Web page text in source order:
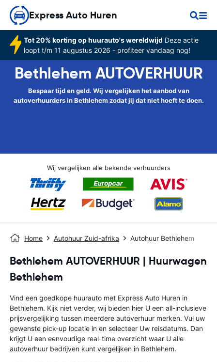
Express Auto Huren
Tot 20% korting op huurauto's wereldwijd Deze actie
loopt t/m 11 augustus 2026 - profiteer vandaag nog!
Bethlehem AUTOVERHUUR
Bespaar tijd en geld. Wij vergelijken het aanbod van
autoverhuurders in Bethlehem zodat jij dat niet hoeft te doen.
Wij vergelijken alle bekende verhuurders
Home Autohuur Zuid-afrika Autohuur Bethlehem
Bethlehem AUTOVERHUUR | Huurwagen
Bethlehem
Vind een goedkope huurauto met Express Auto Huren in
Bethlehem. Kijk niet verder, wij bieden hier U een all-inclusieve
prijsvergelijking tussen meerdere autoverhuur merken. Vul uw
gewenste pick-up locatie in en selecteer Uw reisdatums. Dan
krijgt U een eenvoudige real-time overzicht waar U alle
autoverhuur bedrijven kunt vergelijken in Bethlehem.